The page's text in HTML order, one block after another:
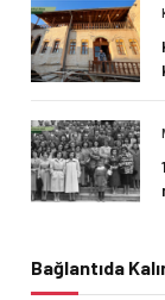
Bağlantıda